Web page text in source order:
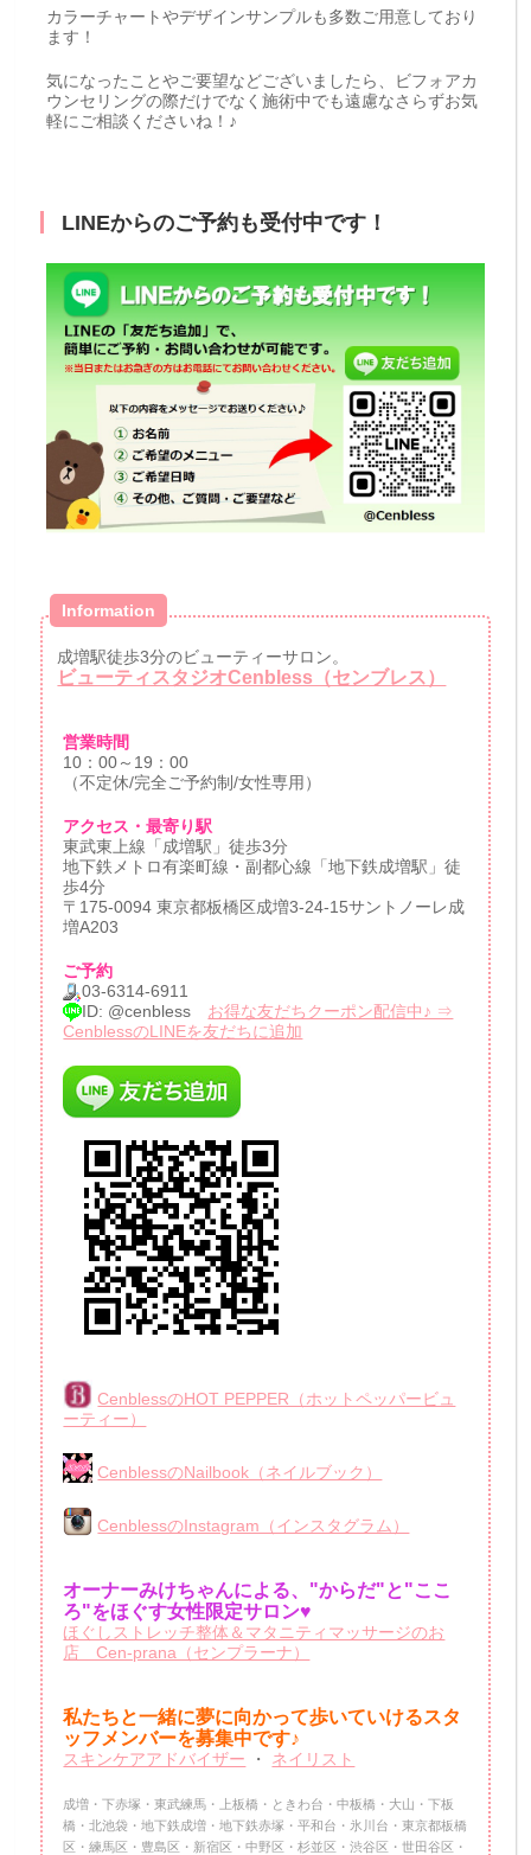
カラーチャートやデザインサンプルも多数ご用意しており
ます！
気になったことやご要望などございましたら、ビフォアカ
ウンセリングの際だけでなく施術中でも遠慮なさらずお気
軽にご相談くださいね！♪
LINEからのご予約も受付中です！
Information
成増駅徒歩3分のビューティーサロン。
ビューティスタジオCenbless（センブレス）
営業時間
10：00～19：00
（不定休/完全ご予約制/女性専用）
アクセス・最寄り駅
東武東上線「成増駅」徒歩3分
地下鉄メトロ有楽町線・副都心線「地下鉄成増駅」徒
歩4分
〒175-0094 東京都板橋区成増3-24-15サントノーレ成
増A203
ご予約
03-6314-6911
ID: @cenbless お得な友だちクーポン配信中♪ ⇒
CenblessのLINEを友だちに追加
CenblessのHOT PEPPER（ホットペッパービュ
ーティー）
CenblessのNailbook（ネイルブック）
CenblessのInstagram（インスタグラム）
オーナーみけちゃんによる、"からだ"と"ここ
ろ"をほぐす女性限定サロン♥
ほぐしストレッチ整体＆マタニティマッサージのお
店 Cen-prana（センプラーナ）
私たちと一緒に夢に向かって歩いていけるスタ
ッフメンバーを募集中です♪
スキンケアアドバイザー ・ ネイリスト
成増・下赤塚・東武練馬・上板橋・ときわ台・中板橋・大山・下板
橋・北池袋・地下鉄成増・地下鉄赤塚・平和台・氷川台・東京都板橋
区・練馬区・豊島区・新宿区・中野区・杉並区・渋谷区・世田谷区・